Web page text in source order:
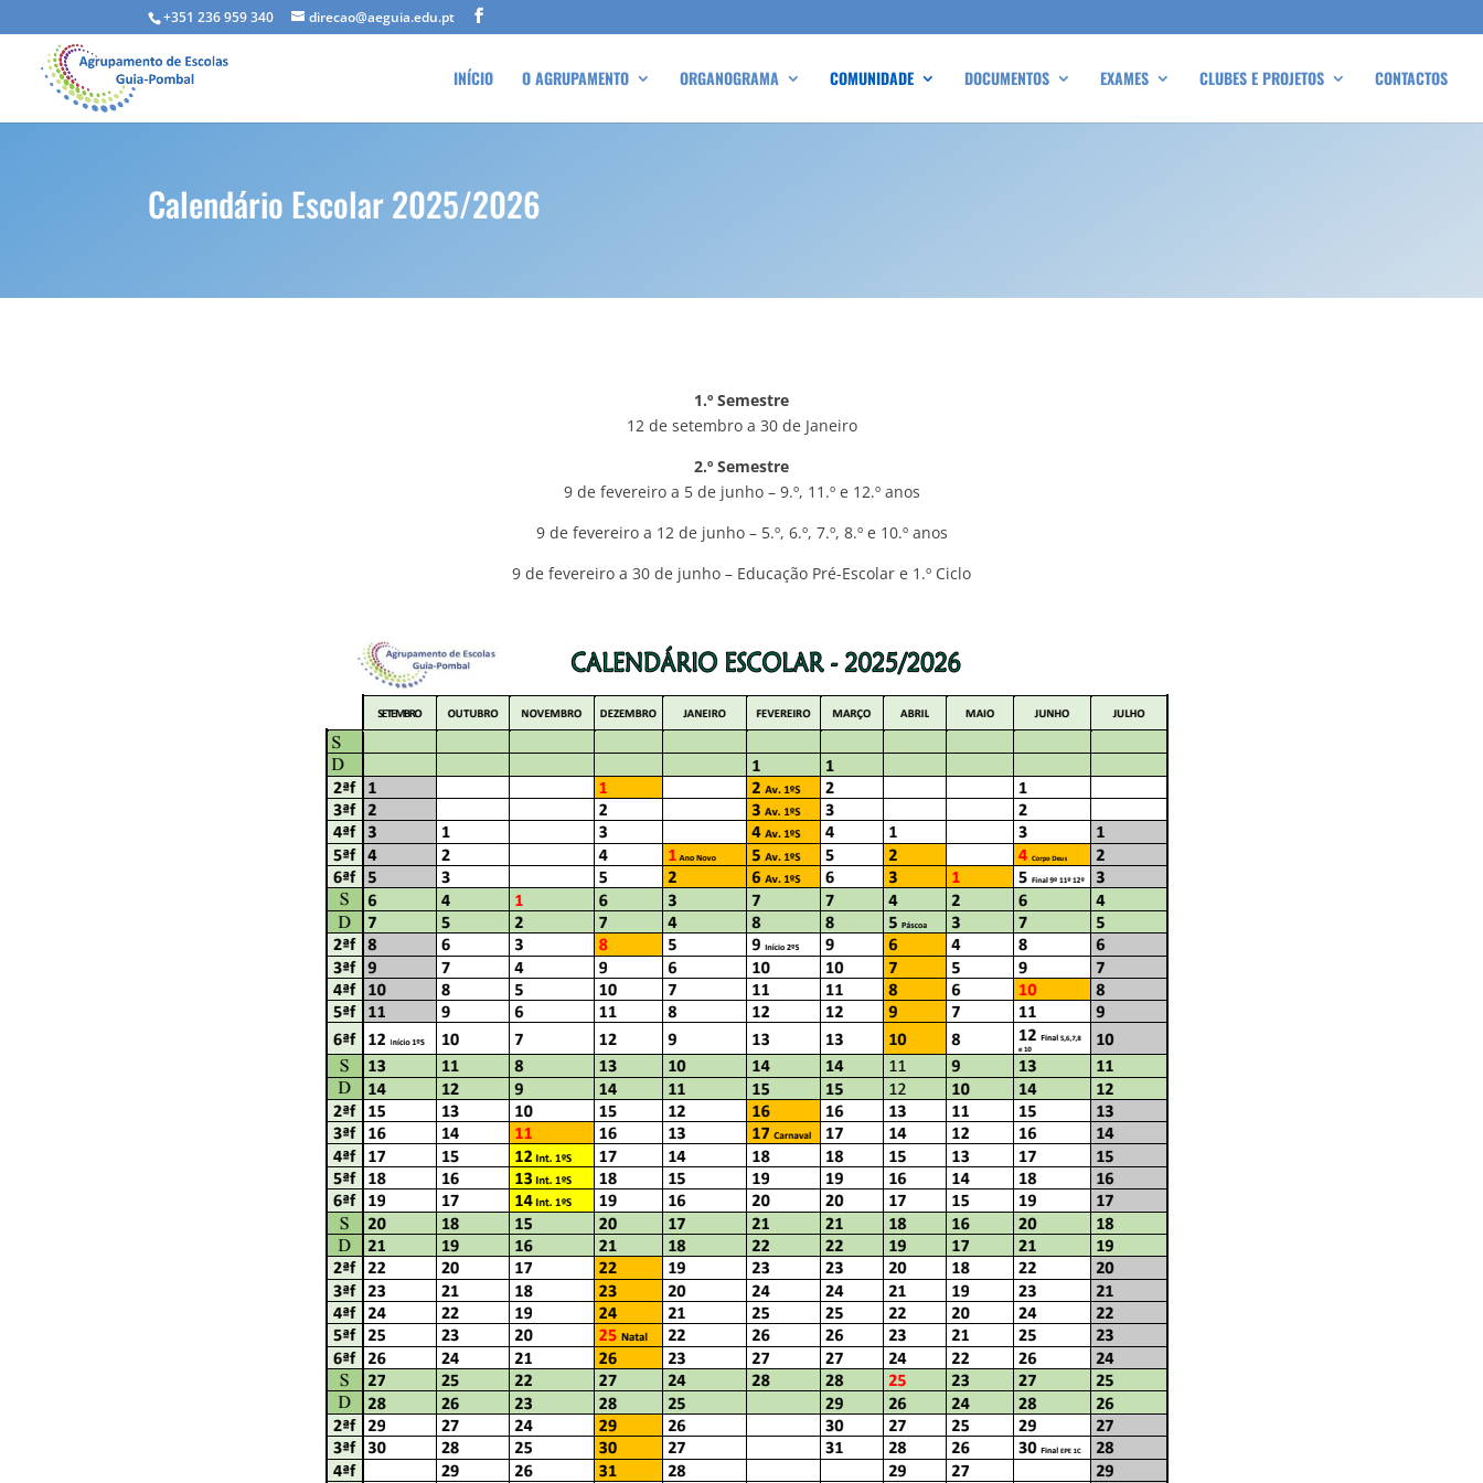
+351 236 959 340 direcao@aeguia.edu.pt
INÍCIO O AGRUPAMENTO ORGANOGRAMA COMUNIDADE DOCUMENTOS EXAMES CLUBES E PROJETOS CONTACTOS
Calendário Escolar 2025/2026
1.º Semestre
12 de setembro a 30 de Janeiro
2.º Semestre
9 de fevereiro a 5 de junho – 9.º, 11.º e 12.º anos
9 de fevereiro a 12 de junho – 5.º, 6.º, 7.º, 8.º e 10.º anos
9 de fevereiro a 30 de junho – Educação Pré-Escolar e 1.º Ciclo